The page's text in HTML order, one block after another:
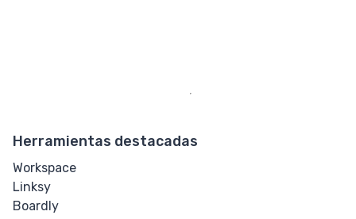
Herramientas destacadas
Workspace
Linksy
Boardly